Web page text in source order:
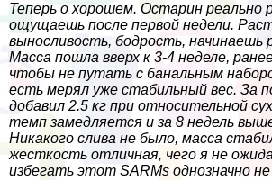
Теперь о хорошем. Остарин реально
ощущаешь после первой недели.
выносливость, бодрость, начинаешь
Масса пошла вверх к 3-4 неделе,
чтобы не путать с бaнaльным
есть мерял уже стабильный вес. За
добавил 2.5 кг при относительной
темп замедляется и за 8 недель
Никакого слива не было, масса
жесткость отличная, чего я не
избегать этот SARMs однозначно